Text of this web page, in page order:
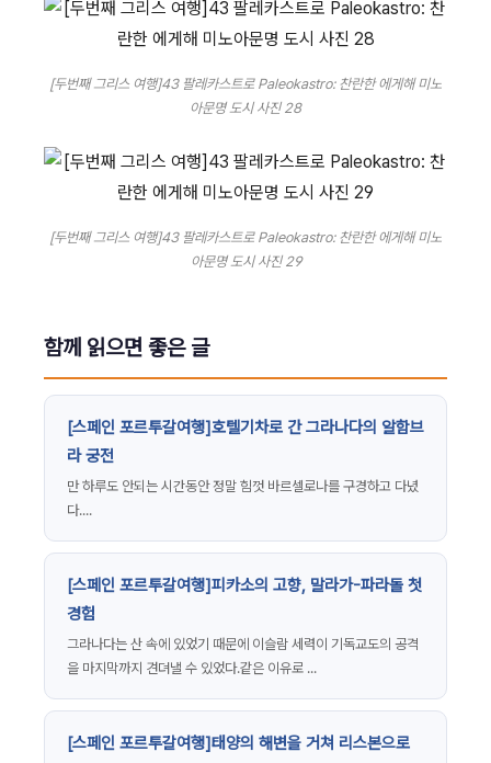
[두번째 그리스 여행]43 팔레카스트로 Paleokastro: 찬란한 에게해 미노
아문명 도시 사진 28
[두번째 그리스 여행]43 팔레카스트로 Paleokastro: 찬란한 에게해 미노
아문명 도시 사진 29
함께 읽으면 좋은 글
[스페인 포르투갈여행]호텔기차로 간 그라나다의 알함브
라 궁전
만 하루도 안되는 시간동안 정말 힘껏 바르셀로나를 구경하고 다녔
다....
[스페인 포르투갈여행]피카소의 고향, 말라가-파라돌 첫
경험
그라나다는 산 속에 있었기 때문에 이슬람 세력이 기독교도의 공격
을 마지막까지 견뎌낼 수 있었다.같은 이유로 ...
[스페인 포르투갈여행]태양의 해변을 거쳐 리스본으로